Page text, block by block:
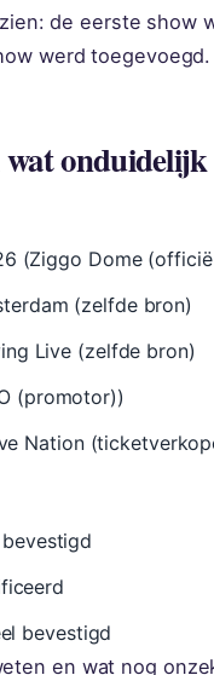
de eerste show
werd
wat
(Ziggo Dome
(zelfde bron)
Live (zelfde bron)
(promotor))
Nation
bevestigd
en wat nog